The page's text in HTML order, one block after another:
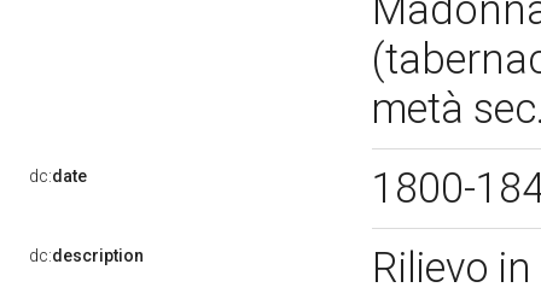
metà
dc:date 1800-
dc:description Rilievo